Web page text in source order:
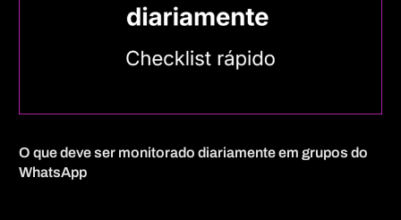
O que deve ser monitorado diariamente em grupos do
WhatsApp